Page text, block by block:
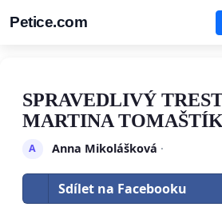
Petice.com
SPRAVEDLIVÝ
MARTINA
A Anna Mikolášková ·
Sdílet na Facebooku